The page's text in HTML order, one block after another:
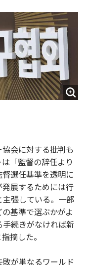
会に対する批判も
「監督の辞任より
選任基準を透明に
展するためには行
張している。一部
基準で選ぶかがよ
続きがなければ新
摘した。
が単なるワールド